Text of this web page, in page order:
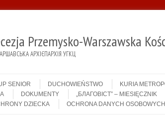
Przemysko-Warszawska
АРХІЄПАРХІЯ УГКЦ
SENIOR DUCHOWIEŃSTWO KURIA
DOKUMENTY „БЛАГОВІСТ” – MIESIĘCZNIK
DZIECKA OCHRONA DANYCH OSOBOWYCH